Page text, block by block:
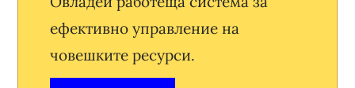
ефективно управление на
човешките ресурси.